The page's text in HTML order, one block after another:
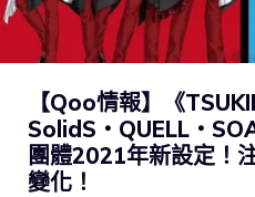
【Qoo情報】《
SolidS・QUELL・
團體2021年新設定！
變化！